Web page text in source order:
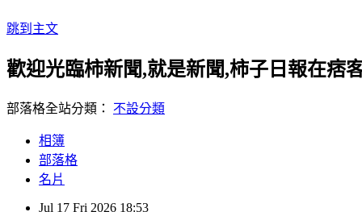
跳到主文
歡迎光臨柿新聞,就是新聞,柿子日報在痞
部落格全站分類： 不設分類
相簿
部落格
名片
Jul 17 Fri 2026 18:53